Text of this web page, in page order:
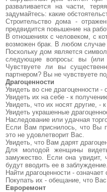
разваливается на части,
задумайтесь: какие
Строительство дома -
предвидится повышение на
В отношениях с человеком, с
возможен брак. В любом случае
Поскольку дом является
следующие вопросы: вы (или
Чувствуете ли вы
партнером? Вы не чувствуете
Драгоценности
Увидеть во сне драгоценности -
Увидеть их на себе - к
Увидеть, что их носят другие, -
Увидеть украшенные
Наследование или удачная
Если Вам приснилось, что Вы
это не удовлетворит Вас.
Увидеть, что Вам дарят
Для молодой женщины
замужество. Если она увидит,
будут вводить ее в
Найти драгоценности -
Покупать их - обещание, что
Евроремонт